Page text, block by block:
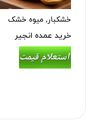
خشکبار, میوه خشک
خرید عمده انجیر
خشک